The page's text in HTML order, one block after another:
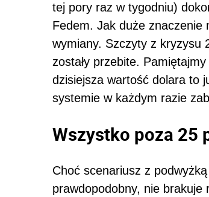
tej pory raz w tygodniu)
Fedem. Jak duże znaczenie
wymiany. Szczyty z kryzysu
zostały przebite.
dzisiejsza wartość dolara to
systemie w każdym razie
Wszystko poza 25
Choć scenariusz z
prawdopodobny, nie